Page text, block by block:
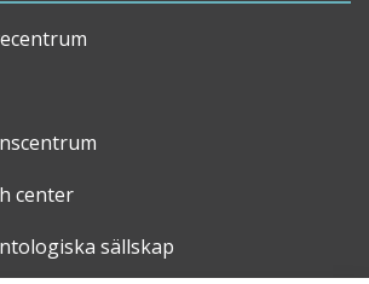
center
sällskap